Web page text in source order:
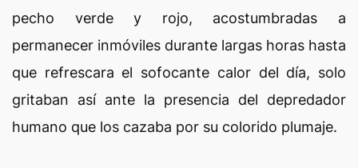
pecho verde y rojo, acostumbradas a
permanecer inmóviles durante largas horas hasta
que refrescara el sofocante calor del día, solo
gritaban así ante la presencia del depredador
humano que los cazaba por su colorido plumaje.